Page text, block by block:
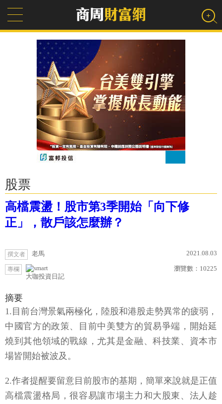
股票
高檔震盪！股市第3季開始「向下修
正」，散戶該怎麼辦？
撰文者 老馬 2021.08.03
專欄
大咖投資日記
瀏覽數： 10225
摘要
1.目前台灣景氣兩極化，陸股和港股走勢異常的疲弱，
中國官方的政策、目前中美雙方的貿易爭端，開始延
燒到其他領域的戰線，尤其是金融、科技業、資本市
場皆開始被波及。
2.作者提醒要留意目前股市的基期，簡單來說就是正值
高檔震盪格局，很容易讓市場主力和大股東、法人趁